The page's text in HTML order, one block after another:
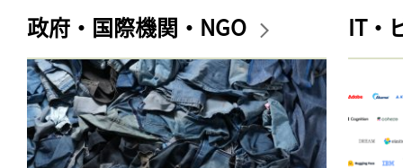
政府・国際機関・NGO IT・